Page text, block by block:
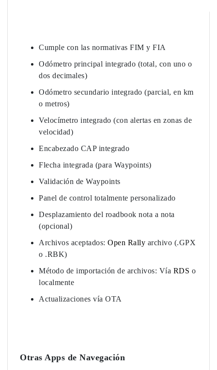
Cumple con las normativas FIM y FIA
Odómetro principal integrado (total, con uno o
dos decimales)
Odómetro secundario integrado (parcial, en km
o metros)
Velocímetro integrado (con alertas en zonas de
velocidad)
Encabezado CAP integrado
Flecha integrada (para Waypoints)
Validación de Waypoints
Panel de control totalmente personalizado
Desplazamiento del roadbook nota a nota
(opcional)
Archivos aceptados: Open Rally archivo (.GPX
o .RBK)
Método de importación de archivos: Vía RDS o
localmente
Actualizaciones vía OTA
Otras Apps de Navegación